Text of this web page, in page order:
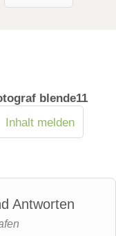
blende11
Inhalt melden
Antworten